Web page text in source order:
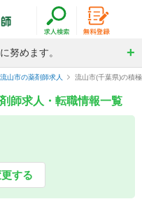
努めます。
流山市の薬剤師求人 流山市(千葉県)の積
師求人・転職情報一覧
する